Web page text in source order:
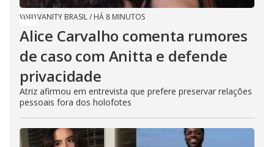
VANITY BRASIL/ HÁ 8 MINUTOS
Alice Carvalho comenta rumores
de caso com Anitta e defende
privacidade
Atriz afirmou em entrevista que prefere preservar relações
pessoais fora dos holofotes